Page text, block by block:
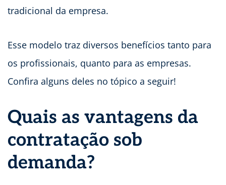
tradicional da empresa.
Esse modelo traz diversos benefícios tanto para
os profissionais, quanto para as empresas.
Confira alguns deles no tópico a seguir!
Quais as vantagens da
contratação sob
demanda?